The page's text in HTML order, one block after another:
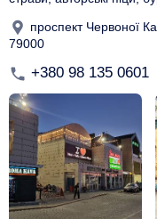
проспект Червоної
79000
+380 98 135 0601